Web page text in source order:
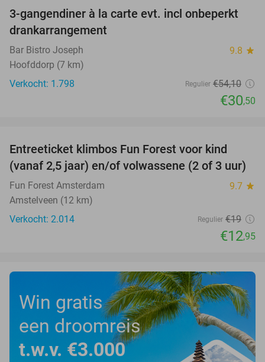
44%
3-gangendiner à la carte evt. incl onbeperkt
drankarrangement
Bar Bistro Joseph 9.8 star
Hoofddorp (7 km)
Verkocht: 1.798
Regulier €54,10
€30,50
Entreeticket klimbos Fun Forest voor kind
(vanaf 2,5 jaar) en/of volwassene (2 of 3 uur)
Fun Forest Amsterdam 9.7 star
Amstelveen (12 km)
Verkocht: 2.014
Regulier €19
€12,95
Win gratis
een droomreis
t.w.v. €3.000